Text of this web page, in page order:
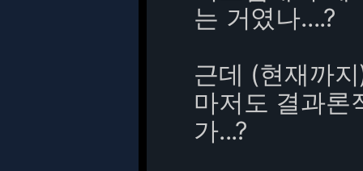
는 거였나....?
근데 (현재까
마저도 결과론
가...?